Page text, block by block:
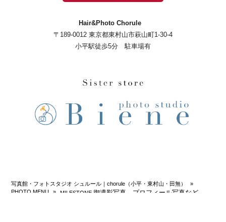
Hair&Photo Chorule
〒189-0012 東京都東村山市萩山町1-30-4
小平駅徒歩5分 駐車場有
写真館・フォトスタジオ シュルール｜chorule（小平・東村山・田無）
»
PHOTO MENU
» MILESTONE御遺影写真、プロフィール写真など